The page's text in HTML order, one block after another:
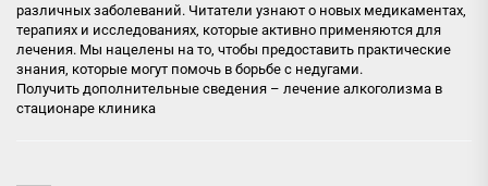
различных заболеваний. Читатели узнают о новых медикаментах,
терапиях и исследованиях, которые активно применяются для
лечения. Мы нацелены на то, чтобы предоставить практические
знания, которые могут помочь в борьбе с недугами.
Получить дополнительные сведения – лечение алкоголизма в
стационаре клиника